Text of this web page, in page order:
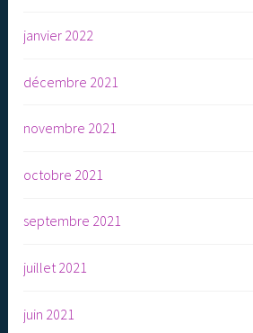
janvier 2022
décembre 2021
novembre 2021
octobre 2021
septembre 2021
juillet 2021
juin 2021